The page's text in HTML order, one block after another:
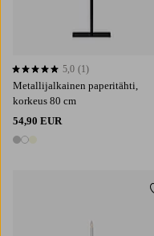
Metallijalkainen paperitähti,
korkeus 80 cm
54,90 EUR
3 värejä
5,0 perustuen 1 arvosanaan
5,0 (1)